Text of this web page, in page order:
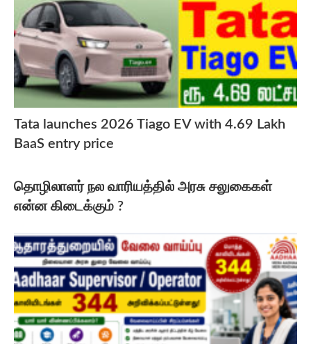
Tata launches 2026 Tiago EV with 4.69 Lakh
BaaS entry price
தொழிலாளர் நல வாரியத்தில் அரசு சலுகைகள்
என்ன கிடைக்கும் ?